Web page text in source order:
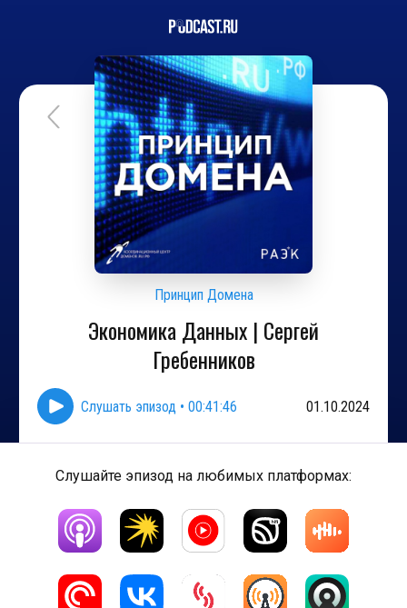
Принцип Домена
Экономика Данных | Сергей
Гребенников
Слушать эпизод • 00:41:46 01.10.2024
Слушайте эпизод на любимых платформах: